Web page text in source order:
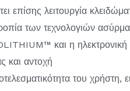
επίσης λειτουργία
των τεχνολογιών
και η
και αντοχή
του χρήστη,